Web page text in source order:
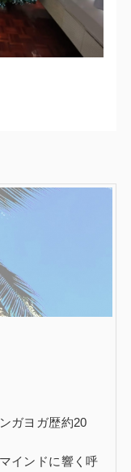
ガヨガ歴約20
インドに響く呼